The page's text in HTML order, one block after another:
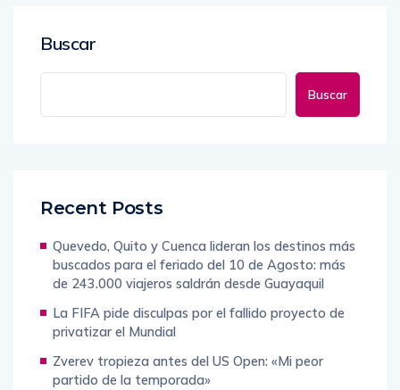
Buscar
Buscar
Recent Posts
Quevedo, Quito y Cuenca lideran los destinos más
buscados para el feriado del 10 de Agosto: más
de 243.000 viajeros saldrán desde Guayaquil
La FIFA pide disculpas por el fallido proyecto de
privatizar el Mundial
Zverev tropieza antes del US Open: «Mi peor
partido de la temporada»